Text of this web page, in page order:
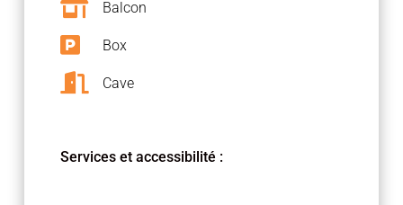
 Balcon
 Box
 Cave
Services et accessibilité :